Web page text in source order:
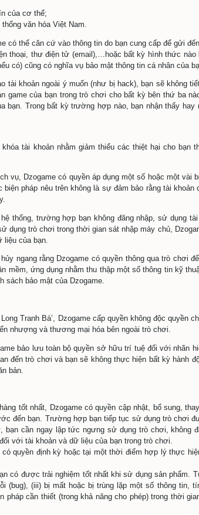
hoặc hạn chế hoặc cấm sử dụng một số
dùng từ chối. (iii) Từ chối tiếp nhận,
thiết để bảo mật thông tin cá nhân, dữ
nhà nước có thẩm quyền hoặc Toà án,
trò chơi cần phải tuân thủ nguyên tắt đặt
nặng hơn, có thể sẽ bị khóa tài khoản
hoặc khiến người khác liên tưởng đến
đến các sự kiện hay nội dung phản
hay làm mất uy tín sản phẩm cũng như công
hiểu lầm hay liên tưởng đến tên đó
chỉ đến những phần kín của cơ thể;
mỹ tục hay truyền thống văn hóa Việt
3 hợp tác với Dzogame có thể căn cứ
thức như tin nhắn, điện thoại, thư điện
tác với Dzogame (nếu có) cũng có
bị mất, bị can thiệp vào tài khoản ngoài
như mật khẩu tài khoản game của bạn
bảo mật tài khoản của bạn. Trong bất